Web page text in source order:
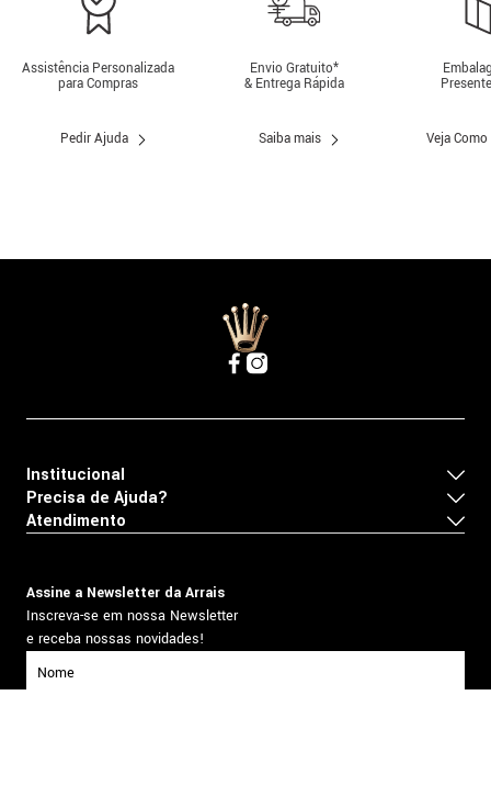
Assistência Personalizada
para Compras
Pedir Ajuda
Envio Gratuito*
& Entrega Rápida
Saiba mais Veja
Institucional
Precisa de Ajuda?
Atendimento
Assine a Newsletter da Arrais
Inscreva-se em nossa Newsletter
e receba nossas novidades!